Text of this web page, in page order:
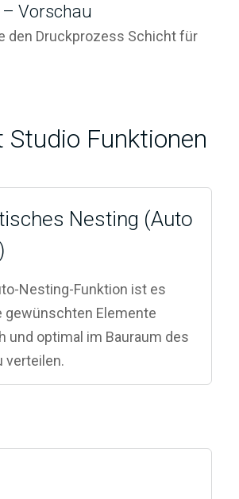
– Vorschau
den Druckprozess Schicht für
Studio Funktionen
Nesting (Auto
Nesting-Funktion ist es
gewünschten Elemente
und optimal im Bauraum des
verteilen.